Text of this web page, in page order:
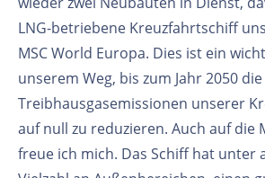
LNG-betriebene Kreuzfahrtschiff
MSC World Europa. Dies ist ein
unserem Weg, bis zum Jahr 2050 die
Treibhausgasemissionen unserer
auf null zu reduzieren. Auch auf die
freue ich mich. Das Schiff hat unter